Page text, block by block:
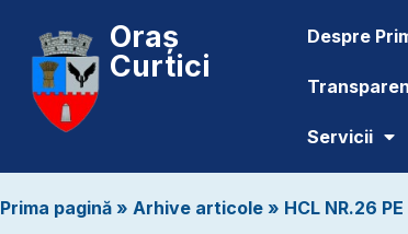
Oraș
Curtici
Despre
Servicii
Prima pagină » Arhive articole » HCL NR.26